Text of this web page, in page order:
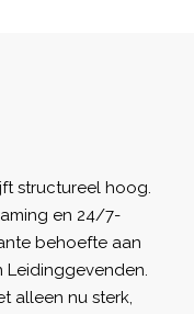
structureel hoog.
en 24/7-
behoefte aan
Leidinggevenden.
alleen nu sterk,